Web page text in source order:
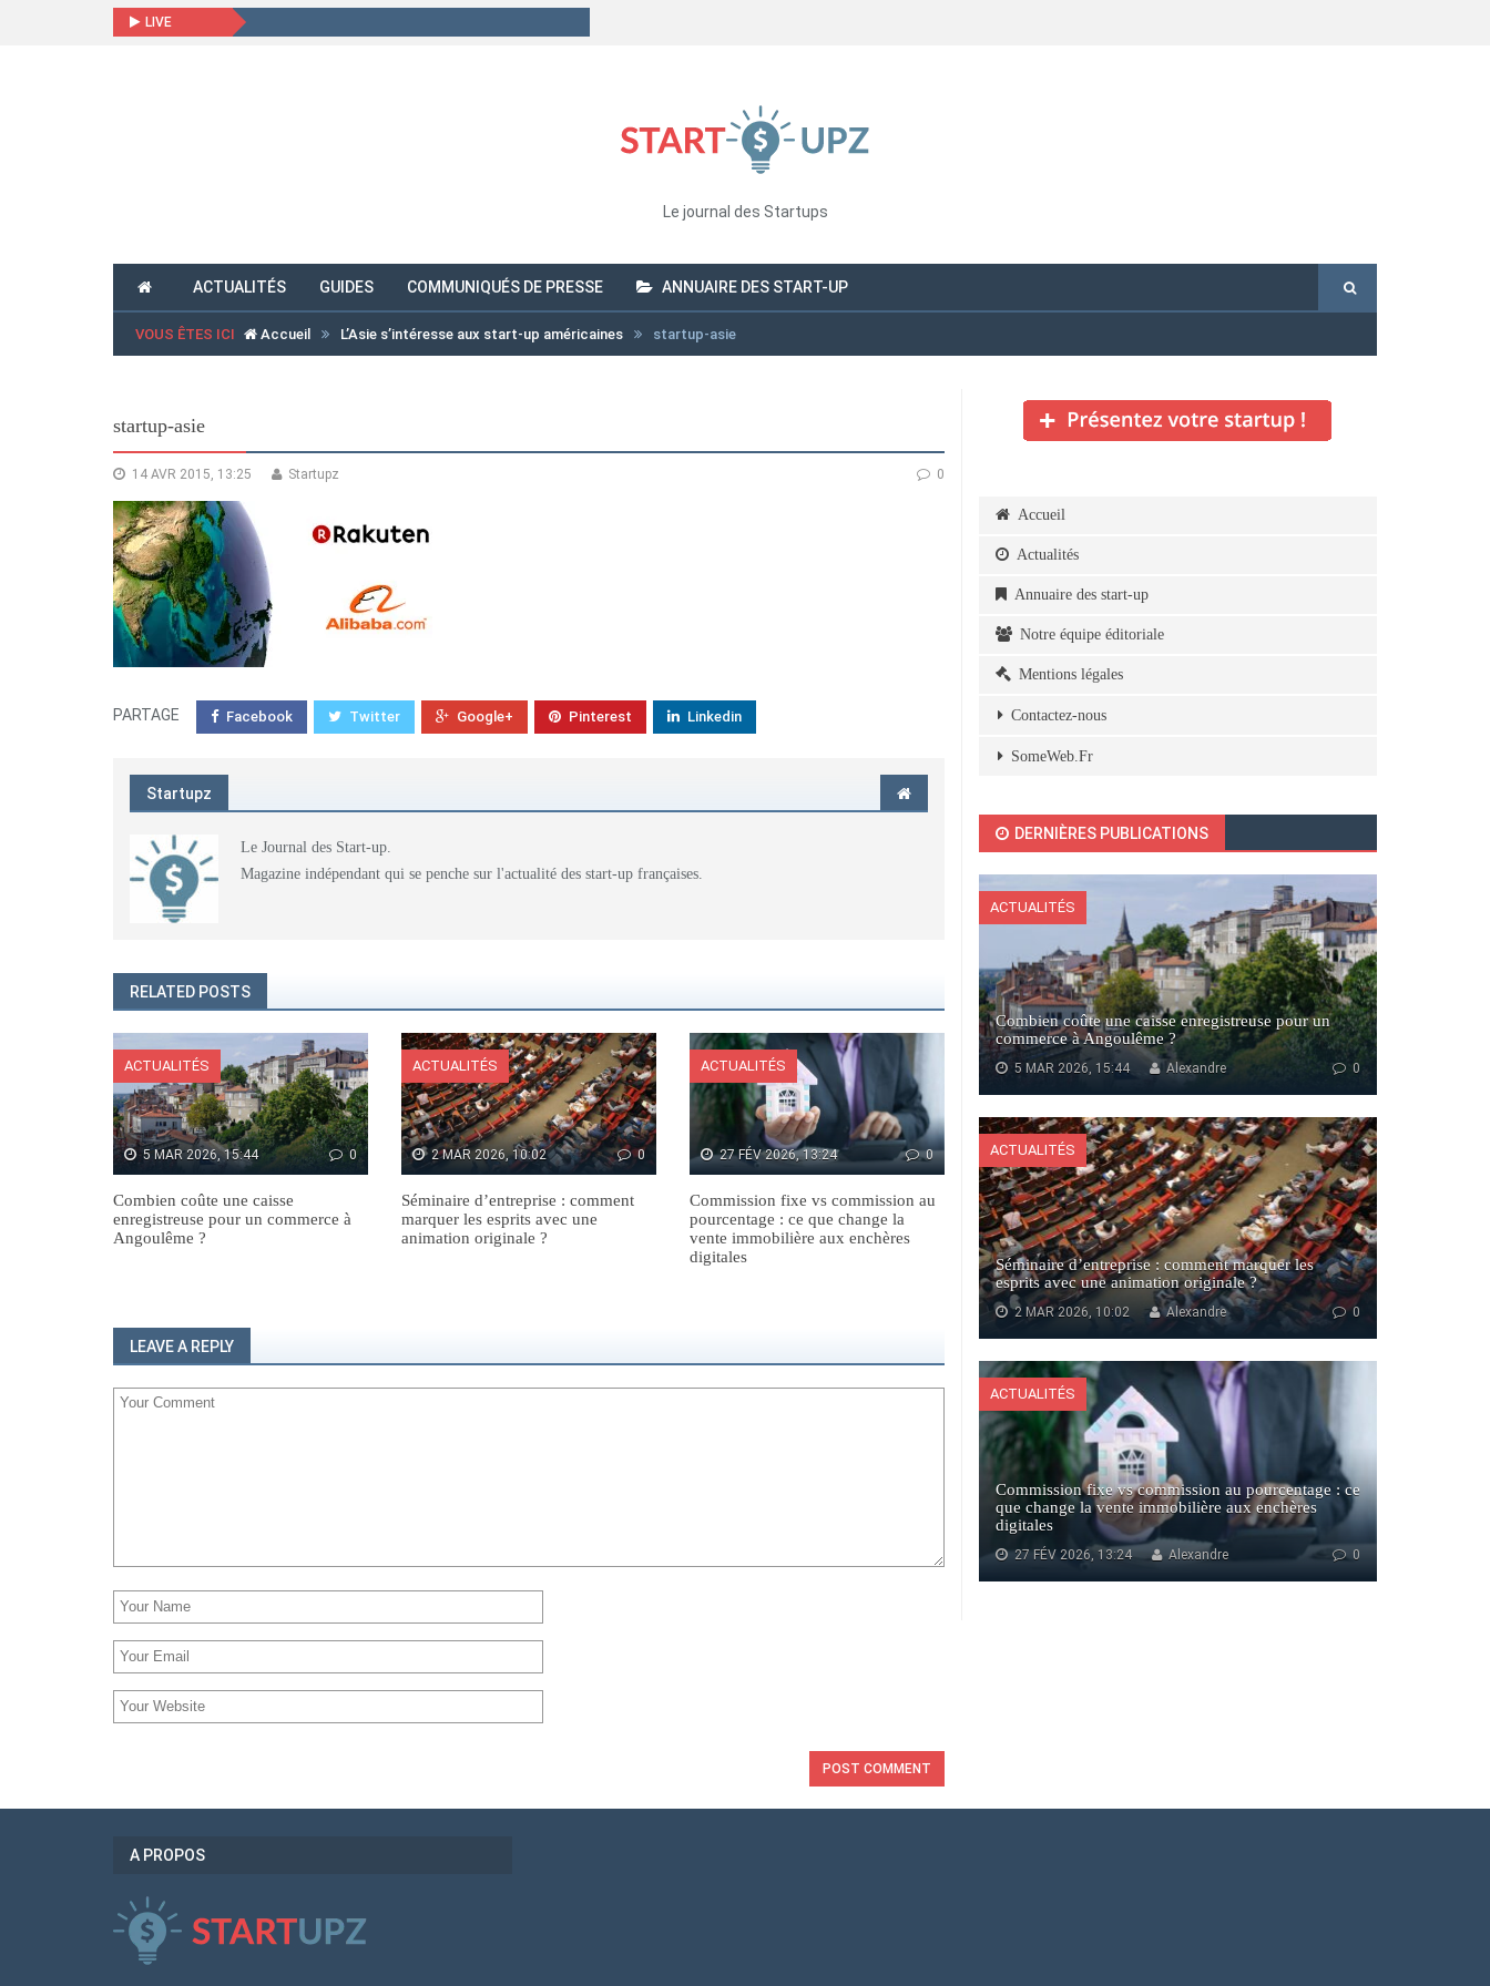
LIVE
Le journal des Startups
ACTUALITÉS GUIDES COMMUNIQUÉS DE PRESSE ANNUAIRE DES START-UP
VOUS ÊTES ICI Accueil L’Asie s’intéresse aux start-up américaines startup-asie
startup-asie
14 AVR 2015, 13:25 0
Startupz
PARTAGE Facebook Twitter Google+ Pinterest Linkedin
Startupz
Le Journal des Start-up.
Magazine indépendant qui se penche sur l'actualité des start-up françaises.
RELATED POSTS
ACTUALITÉS
5 MAR 2026, 15:44 0
Combien coûte une caisse
enregistreuse pour un commerce à
Angoulême ?
ACTUALITÉS
2 MAR 2026, 10:02 0
Séminaire d’entreprise : comment
marquer les esprits avec une
animation originale ?
ACTUALITÉS
27 FÉV 2026, 13:24 0
Commission fixe vs commission au
pourcentage : ce que change la
vente immobilière aux enchères
digitales
LEAVE A REPLY
Accueil
Actualités
Annuaire des start-up
Notre équipe éditoriale
Mentions légales
Contactez-nous
SomeWeb.Fr
DERNIÈRES PUBLICATIONS
ACTUALITÉS
Combien coûte une caisse enregistreuse pour un
commerce à Angoulême ?
5 MAR 2026, 15:44 0
Alexandre
ACTUALITÉS
Séminaire d’entreprise : comment marquer les
esprits avec une animation originale ?
2 MAR 2026, 10:02 0
Alexandre
ACTUALITÉS
Commission fixe vs commission au pourcentage : ce
que change la vente immobilière aux enchères
digitales
27 FÉV 2026, 13:24 0
Alexandre
A PROPOS